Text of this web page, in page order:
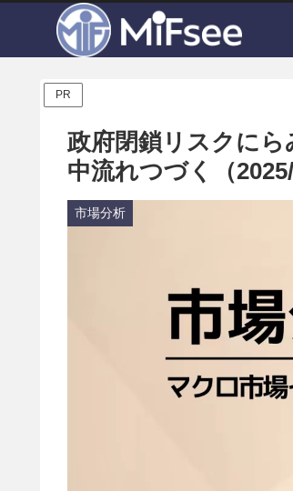
PR
政府閉鎖リスクに
中流れつづく（2025/
市場分析